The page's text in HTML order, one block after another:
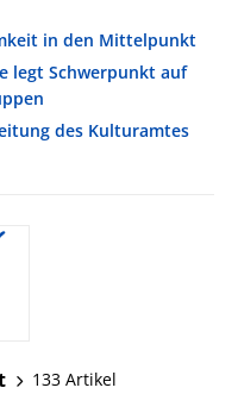
in den Mittelpunkt
legt Schwerpunkt auf
des Kulturamtes
133 Artikel